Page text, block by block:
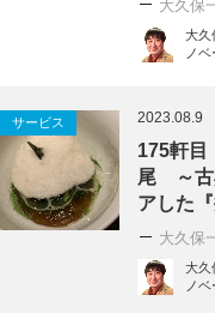
大久保
大久
ノ
サービス 2023.08.9
175軒
尾 ～古
アした
大久保
大久
ノ